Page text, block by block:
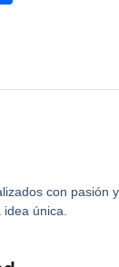
con pasión y
única.